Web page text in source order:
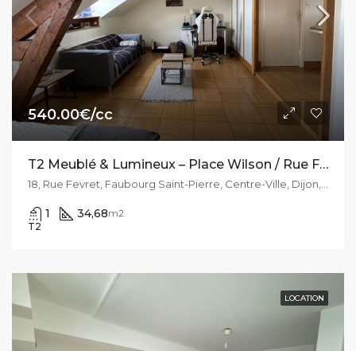
540.00€/cc
T2 Meublé & Lumineux – Place Wilson / Rue Fevret
1 34,68m2
T2
LOCATION